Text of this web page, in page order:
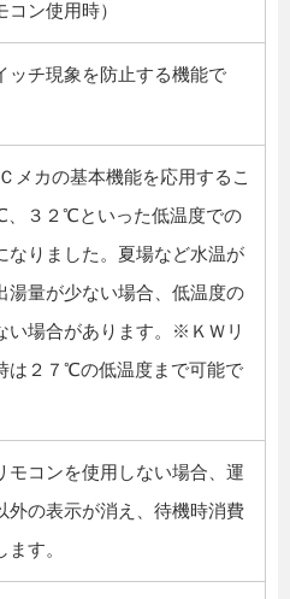
コン使用時）
ッチ現象を防止する機能で
メカの基本機能を応用するこ
、３２℃といった低温度での
なりました。夏場など水温が
湯量が少ない場合、低温度の
い場合があります。※ＫＷリ
は２７℃の低温度まで可能で
モコンを使用しない場合、運
外の表示が消え、待機時消費
す。